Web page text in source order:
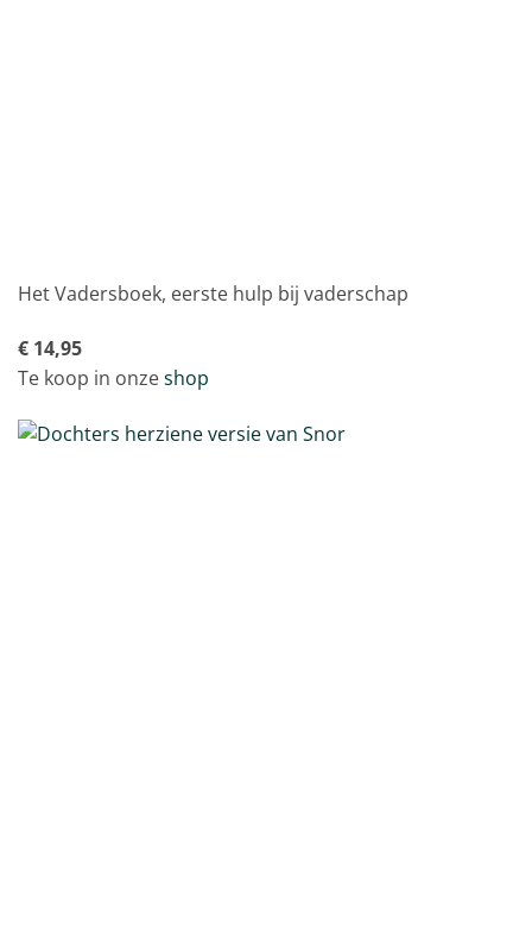
Het Vadersboek, eerste hulp bij vaderschap
€ 14,95
Te koop in onzeshop